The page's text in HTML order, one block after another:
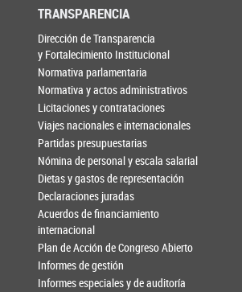
TRANSPARENCIA
Dirección de Transparencia
y Fortalecimiento Institucional
Normativa parlamentaria
Normativa y actos administrativos
Licitaciones y contrataciones
Viajes nacionales e internacionales
Partidas presupuestarias
Nómina de personal y escala salarial
Dietas y gastos de representación
Declaraciones juradas
Acuerdos de financiamiento
internacional
Plan de Acción de Congreso Abierto
Informes de gestión
Informes especiales y de auditoría